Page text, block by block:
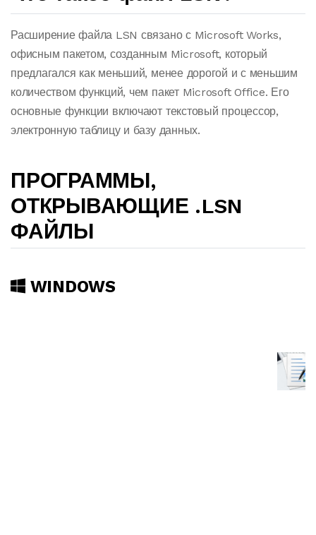
Расширение файла LSN связано с Microsoft Works,
офисным пакетом, созданным Microsoft, который
предлагался как меньший, менее дорогой и с меньшим
количеством функций, чем пакет Microsoft Office. Его
основные функции включают текстовый процессор,
электронную таблицу и базу данных.
ПРОГРАММЫ,
ОТКРЫВАЮЩИЕ .LSN
ФАЙЛЫ
WINDOWS